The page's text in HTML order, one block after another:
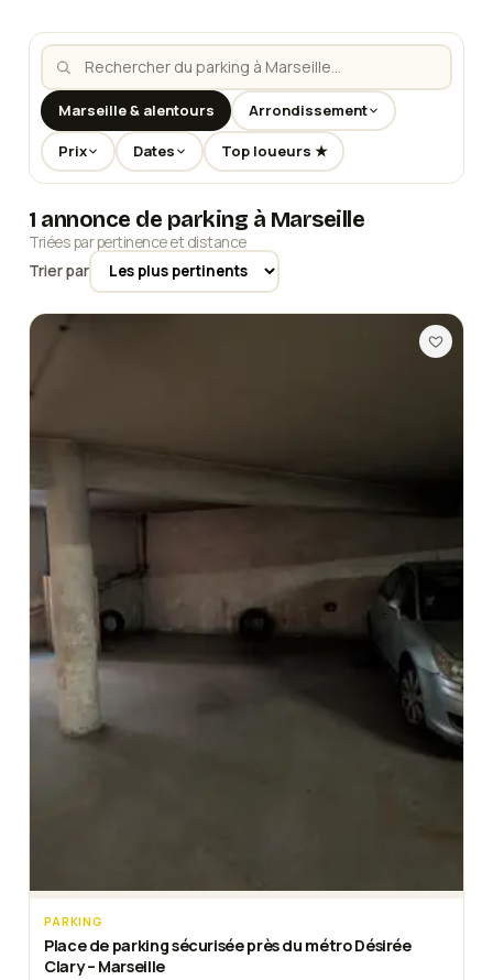
Marseille & alentours Arrondissement
Prix Dates Top loueurs ★
1 annonce de parking à Marseille
Triées par pertinence et distance
Trier par
PARKING
Place de parking sécurisée près du métro Désirée
Clary – Marseille